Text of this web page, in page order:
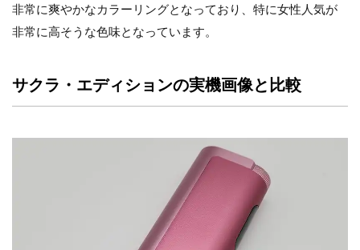
非常に爽やかなカラーリングとなっており、特に女性人気が
非常に高そうな色味となっています。
サクラ・エディションの実機画像と比較